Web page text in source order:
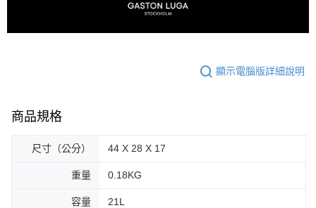
顯示電腦版詳細說明
商品規格
尺寸（公分） 44 X 28 X 17
重量 0.18KG
容量 21L